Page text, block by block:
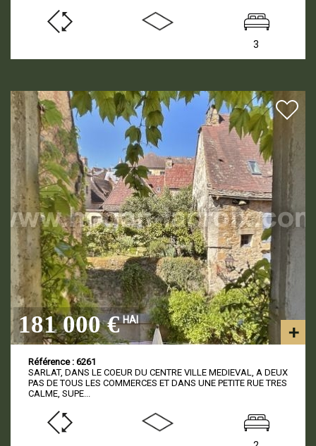
3
181 000 € HAI
Référence : 6261
SARLAT, DANS LE COEUR DU CENTRE VILLE MEDIEVAL, A DEUX
PAS DE TOUS LES COMMERCES ET DANS UNE PETITE RUE TRES
CALME, SUPE...